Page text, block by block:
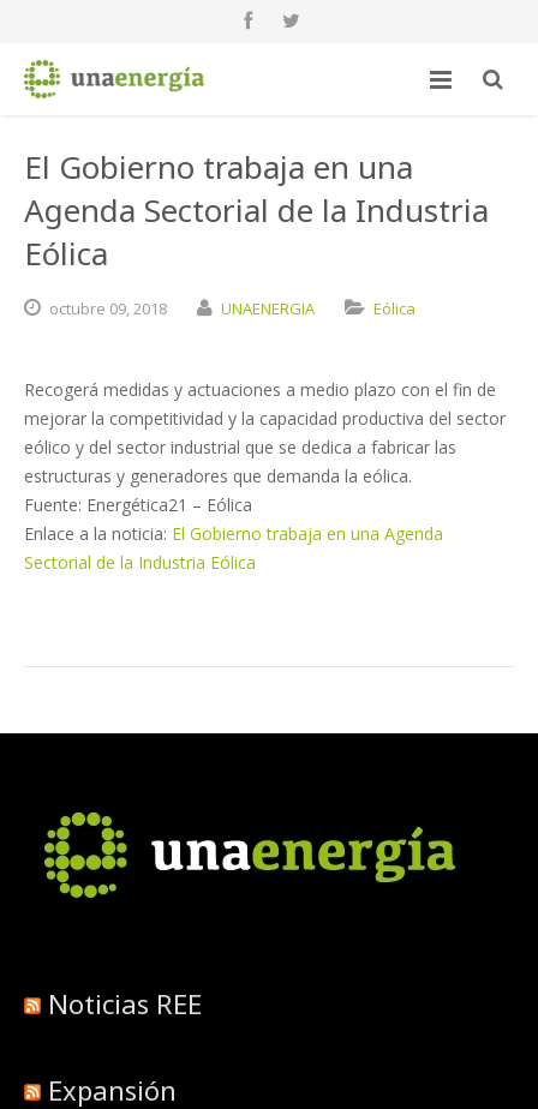
El Gobierno trabaja en una
Agenda Sectorial de la Industria
Eólica
octubre 09,2018 UNAENERGIA Eólica
Recogerá medidas y actuaciones a medio plazo con el fin de
mejorar la competitividad y la capacidad productiva del sector
eólico y del sector industrial que se dedica a fabricar las
estructuras y generadores que demanda la eólica.
Fuente: Energética21 – Eólica
Enlace a la noticia: El Gobierno trabaja en una Agenda
Sectorial de la Industria Eólica
Noticias REE
Expansión